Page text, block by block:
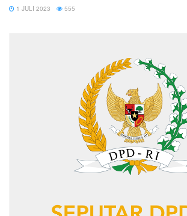
1 JULI 2023 555